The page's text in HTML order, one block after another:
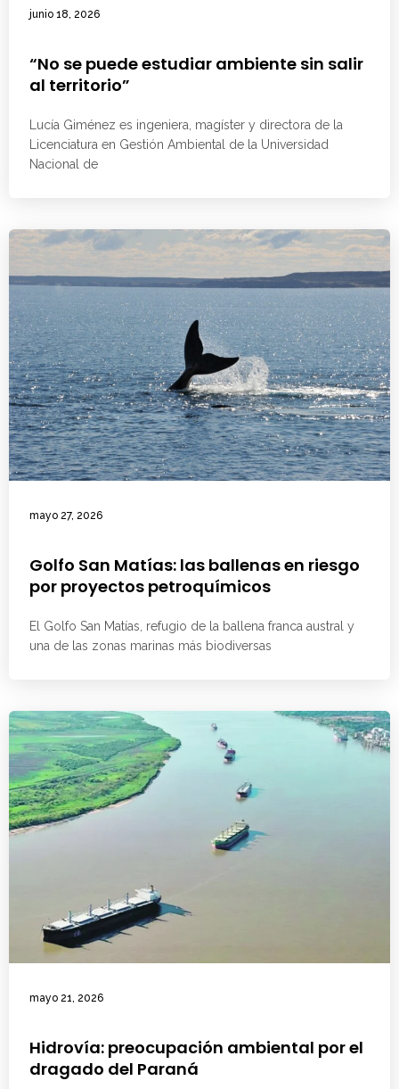
junio 18, 2026
“No se puede estudiar ambiente sin salir
al territorio”
Lucía Giménez es ingeniera, magíster y directora de la
Licenciatura en Gestión Ambiental de la Universidad
Nacional de
mayo 27, 2026
Golfo San Matías: las ballenas en riesgo
por proyectos petroquímicos
El Golfo San Matías, refugio de la ballena franca austral y
una de las zonas marinas más biodiversas
mayo 21, 2026
Hidrovía: preocupación ambiental por el
dragado del Paraná